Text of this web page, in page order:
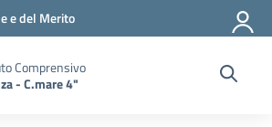
e del Merito
Comprensivo
- C.mare 4"